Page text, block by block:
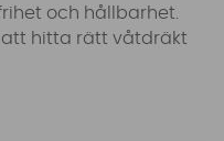
och hållbarhet.
att hitta rätt våtdräkt